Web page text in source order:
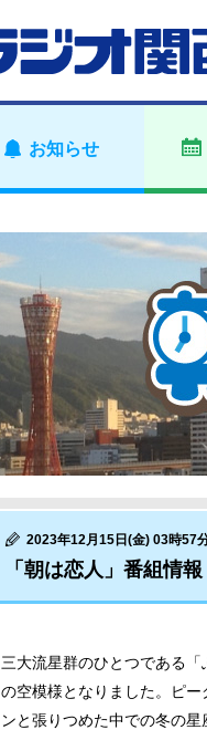
お知らせ
2023年12月15日(金) 03時57
「朝は恋人」番組情報
三大流星群のひとつである
の空模様となりました。ピ
ンと張りつめた中での冬の